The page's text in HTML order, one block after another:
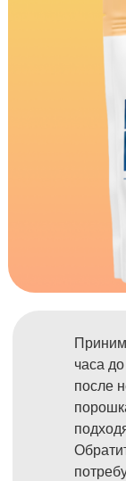
часа
после